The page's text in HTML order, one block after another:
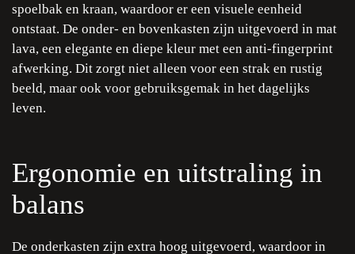
spoelbak en kraan, waardoor er een visuele eenheid
ontstaat. De onder- en bovenkasten zijn uitgevoerd in mat
lava, een elegante en diepe kleur met een anti-fingerprint
afwerking. Dit zorgt niet alleen voor een strak en rustig
beeld, maar ook voor gebruiksgemak in het dagelijks
leven.
Ergonomie en uitstraling in
balans
De onderkasten zijn extra hoog uitgevoerd, waardoor in